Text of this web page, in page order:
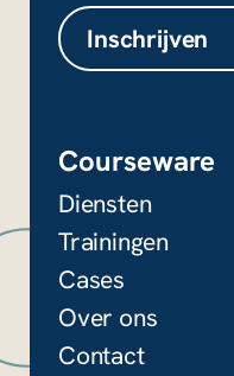
worden
Inschrijven
Courseware
Diensten
Trainingen
Cases
Over ons
Contact